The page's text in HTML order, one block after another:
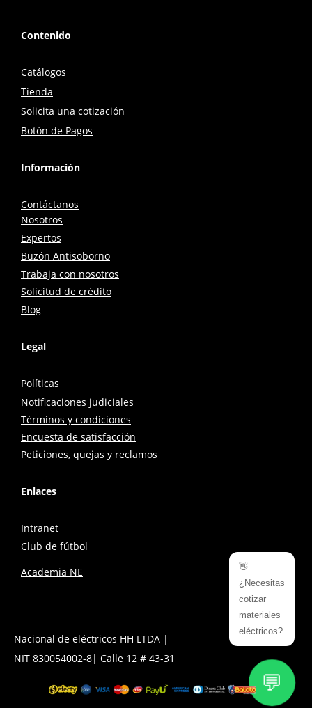
Contenido
Catálogos
Tienda
Solicita una cotización
Botón de Pagos
Información
Contáctanos
Nosotros
Expertos
Buzón Antisoborno
Trabaja con nosotros
Solicitud de crédito
Blog
Legal
Políticas
Notificaciones judiciales
Términos y condiciones
Encuesta de satisfacción
Peticiones, quejas y reclamos
Enlaces
Intranet
Club de fútbol
Academia NE
👋
¿Necesitas
cotizar
materiales
eléctricos?
💬
Nacional de eléctricos HH LTDA |
NIT 830054002-8| Calle 12 # 43-31